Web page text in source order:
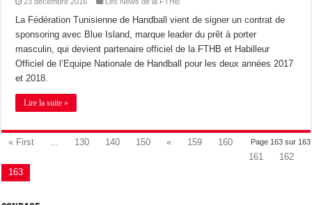
La Fédération Tunisienne de Handball vient de signer un contrat de
sponsoring avec Blue Island, marque leader du prêt à porter
masculin, qui devient partenaire officiel de la FTHB et Habilleur
Officiel de l’Equipe Nationale de Handball pour les deux années 2017
et 2018.
Lire la suite »
Page 163 sur 163
« First 130 140 150 « 159
160
161
162
163